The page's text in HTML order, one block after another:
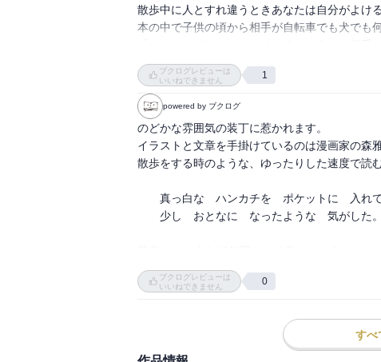
散歩中に人とすれ違うときあなたは自分がよけ
本の中で子供の頃から相手が自転車でも犬でも
ているんだと気がつく。
考えてみると私は心に余裕があるときはよける
ブクログレビューは
いいねできません
1
powered by ブクログ
のどかな雰囲気の装丁に惹かれます。
イラストと文章を手掛けているのは漫画家の森雅
散歩をする時のような、ゆったりした速度で読
真っ白な　ハンカチを　ポケットに　入れ
少し　おとなに　なったような　気がした。
「迷子手帳」や「家出手帳」にならなかったの
帰る家あっての散歩ですね。
人にプレゼントするにもよく、自分の部屋に置
ブクログレビューは
いいねできません
0
すべ